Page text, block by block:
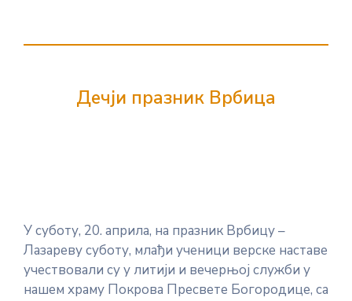
Дечји празник Врбица
У суботу, 20. априла, на празник Врбицу –
Лазареву суботу, млађи ученици верске наставе
учествовали су у литији и вечерњој служби у
нашем храму Покрова Пресвете Богородице, са